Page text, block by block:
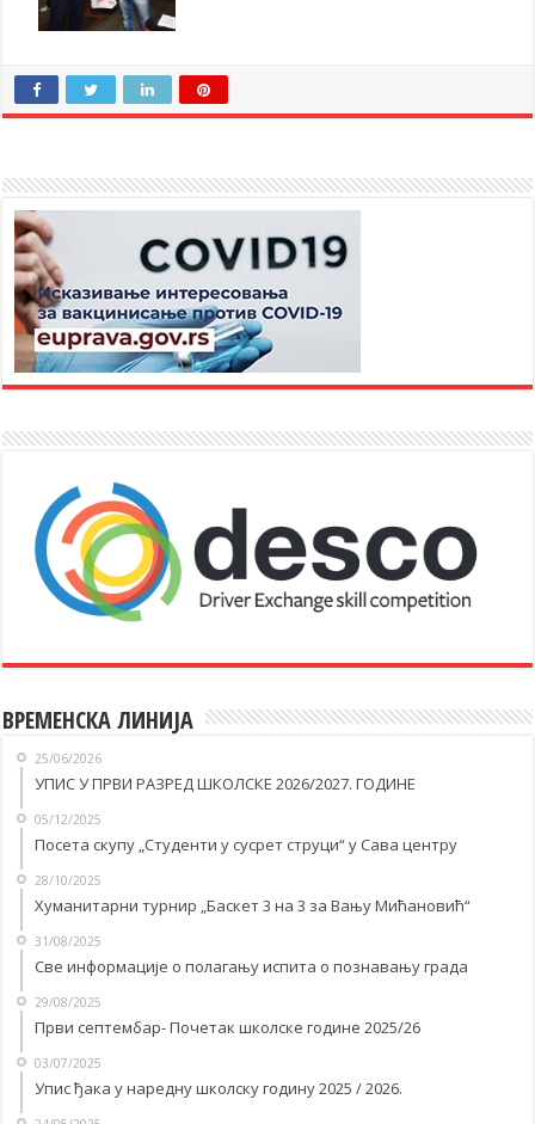
ВРЕМЕНСКА ЛИНИЈА
25/06/2026
УПИС У ПРВИ РАЗРЕД ШКОЛСКЕ 2026/2027. ГОДИНЕ
05/12/2025
Посета скупу „Студенти у сусрет струци“ у Савa центру
28/10/2025
Хуманитарни турнир „Баскет 3 на 3 за Вању Мићановић“
31/08/2025
Све информације о полагању испита о познавању града
29/08/2025
Први септембар- Почетак школске године 2025/26
03/07/2025
Упис ђака у наредну школску годину 2025 / 2026.